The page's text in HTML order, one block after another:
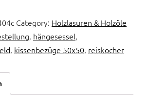
Category: Holzlasuren & Holzöle
, hängesessel,
, kissenbezüge 50x50, reiskocher